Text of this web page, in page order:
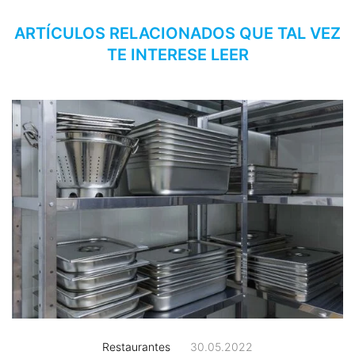
ARTÍCULOS RELACIONADOS QUE TAL VEZ
TE INTERESE LEER
Restaurantes 30.05.2022